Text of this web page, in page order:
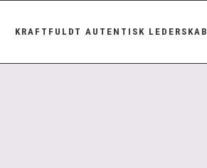
KRAFTFULDT AUTENTISK LEDERSKAB